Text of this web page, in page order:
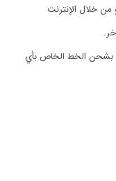
خلال الإنترنت
بشحن الخط الخاص بأي